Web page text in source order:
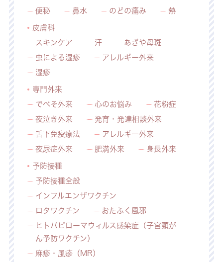
便秘
鼻水 のどの痛み 熱
皮膚科
スキンケア
汗
あざや母斑
虫による湿疹
アレルギー外来
湿疹
専門外来
でべそ外来
心のお悩み
花粉症
夜泣き外来
発育・発達相談外来
舌下免疫療法
アレルギー外来
夜尿症外来
肥満外来 身長外来
予防接種
予防接種全般
インフルエンザワクチン
ロタワクチン
おたふく風邪
ヒトパピローマウィルス感染症（子宮頸が
ん予防ワクチン）
麻疹・風疹（MR）